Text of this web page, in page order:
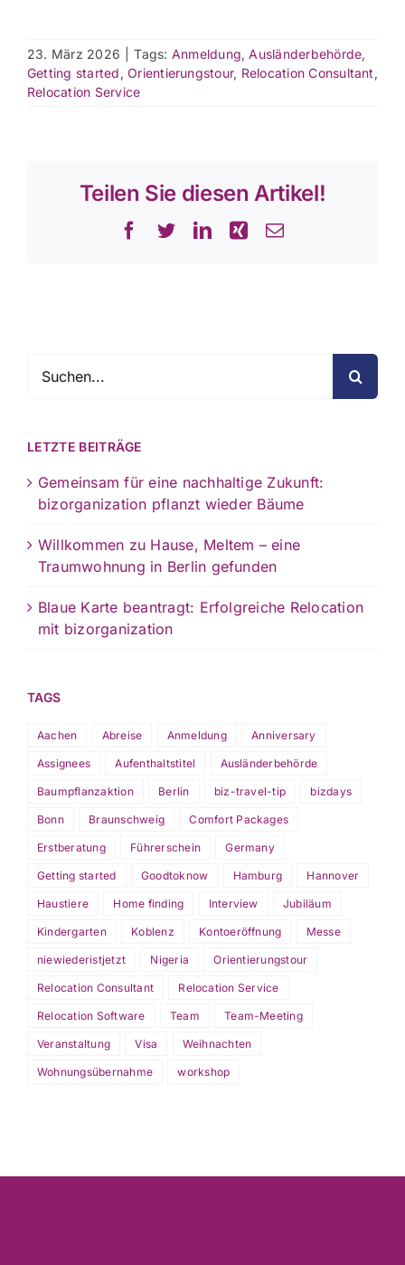
23. März 2026 Tags: Anmeldung,Ausländerbehörde,
Getting started ,Orientierungstour, Relocation Consultant ,
Relocation Service
Teilen Sie diesen Artikel!
Facebook
TwitterLinkedIn
XingE-
nach:
LETZTE BEITRÄGE
Gemeinsam für eine nachhaltige Zukunft:
bizorganization pflanzt wieder Bäume
Willkommen zu Hause, Meltem – eine
Traumwohnung in Berlin gefunden
Blaue Karte beantragt: Erfolgreiche Relocation
mit bizorganization
TAGS
Aachen Abreise Anmeldung Anniversary
Assignees Aufenthaltstitel Ausländerbehörde
Baumpflanzaktion Berlin biz-travel-tip bizdays
Bonn Braunschweig Comfort Packages
Erstberatung Führerschein Germany
Getting started Goodtoknow Hamburg Hannover
Haustiere Home finding Interview Jubiläum
Kindergarten Koblenz Kontoeröffnung Messe
niewiederistjetzt Nigeria Orientierungstour
Relocation Consultant Relocation Service
Relocation Software Team Team-Meeting
Veranstaltung Visa Weihnachten
Wohnungsübernahme workshop